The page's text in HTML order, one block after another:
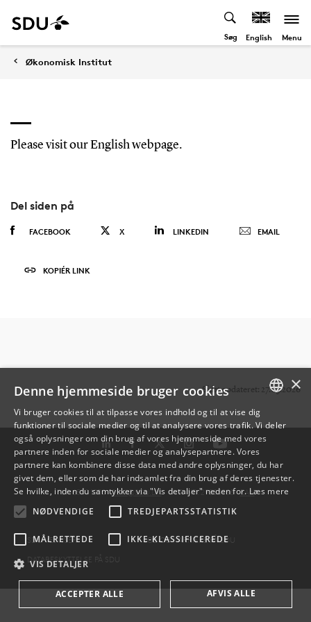
Søg English Menu
Økonomisk Institut
Please visit our English webpage.
Del siden på
FACEBOOK X LINKEDIN EMAIL
KOPIÉR LINK
Sidst opdateret: 27.03.2026
TLF: 6550 1000 ·SDU@SDU.DK· CVR-NR: 29283958 ·EAN
SDU VEJVISER
JOB OG KARRIERE PÅ SDU
DATABESKYTTELSE PÅ SDU
DANISH
DANISH
×
Denne hjemmeside bruger cookies
Vi bruger cookies til at tilpasse vores indhold og til at vise dig
funktioner til sociale medier og til at analysere vores trafik. Vi deler
også oplysninger om din brug af vores hjemmeside med vores
partnere inden for sociale medier og analysepartnere. Vores
partnere kan kombinere disse data med andre oplysninger, du har
givet dem, eller som de har indsamlet fra din brug af deres tjenester.
Se hvilke, inden du samtykker via "Vis detaljer" neden for. Læs mere
NØDVENDIGE
TREDJEPARTSSTATISTIK
MÅLRETTEDE IKKE-KLASSIFICEREDE
VIS DETALJER
ACCEPTER ALLE AFVIS ALLE